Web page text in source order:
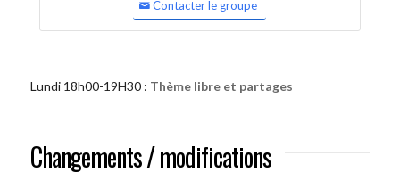
Contacter le groupe
Lundi 18h00-19H30 : Thème libre et partages
Changements / modifications